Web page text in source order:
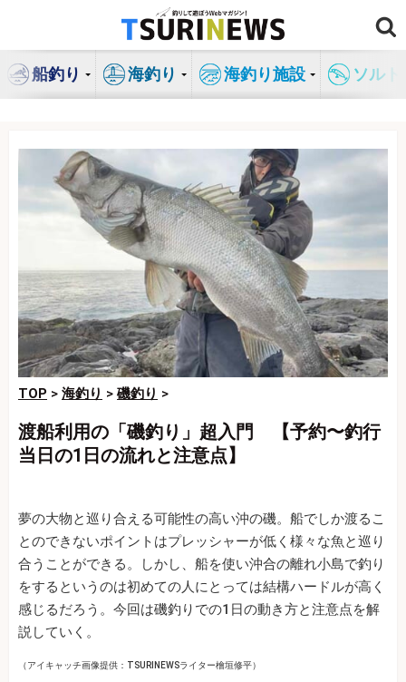
ン
船釣り 海釣り 海釣り施設 ソル
TOP > 海釣り > 磯釣り >
渡船利用の「磯釣り」超入門 【予約〜釣行
当日の1日の流れと注意点】
夢の大物と巡り合える可能性の高い沖の磯。船でしか渡るこ
とのできないポイントはプレッシャーが低く様々な魚と巡り
合うことができる。しかし、船を使い沖合の離れ小島で釣り
をするというのは初めての人にとっては結構ハードルが高く
感じるだろう。今回は磯釣りでの1日の動き方と注意点を解
説していく。
（アイキャッチ画像提供：TSURINEWSライター檜垣修平）